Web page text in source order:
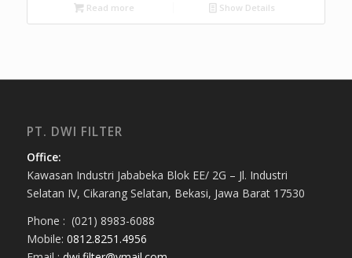
Read more Show Details
PT. DWI FILTER
Office:
Kawasan Industri Jababeka Blok EE/ 2G – Jl. Industri
Selatan IV, Cikarang Selatan, Bekasi, Jawa Barat 17530
Phone : (021) 8983-6088
Mobile: 0812.8251.4956